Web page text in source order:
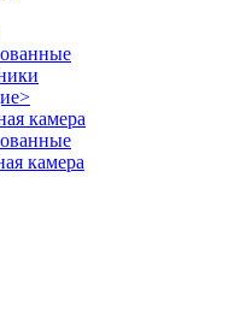
>
камера
камера